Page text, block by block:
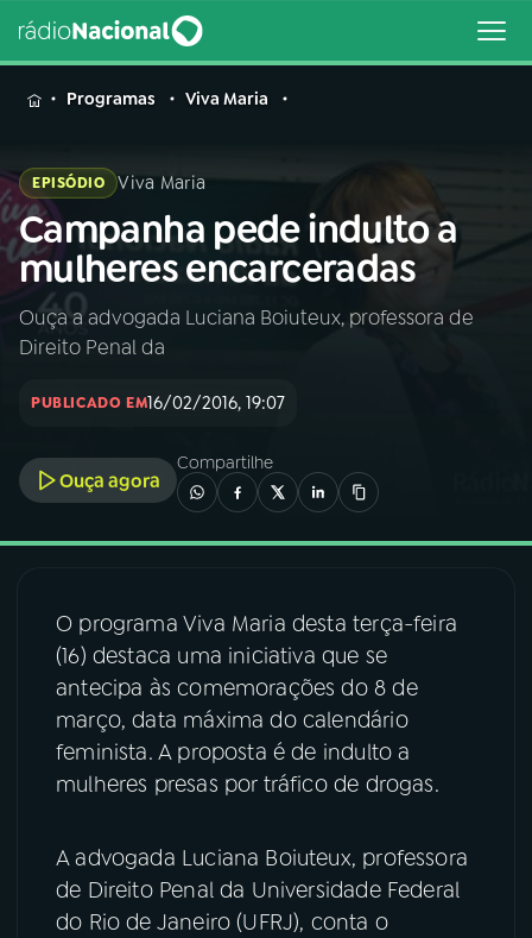
MENU
Buscar
na
Rádio
Nacional
Buscar
04 PROGRAMAS
05PODCASTS
07ÚLTIMAS
Programas Viva Maria
EPISÓDIO Viva Maria
Campanha pede indulto a
mulheres encarceradas
Ouça a advogada Luciana Boiuteux, professora de
Direito Penal da
PUBLICADO EM16/02/2016, 19:07
Ouça agora
Compartilhe
O programa Viva Maria desta terça-feira
(16) destaca uma iniciativa que se
antecipa às comemorações do 8 de
março, data máxima do calendário
feminista. A proposta é de indulto a
mulheres presas por tráfico de drogas.
A advogada Luciana Boiuteux, professora
de Direito Penal da Universidade Federal
do Rio de Janeiro (UFRJ), conta o